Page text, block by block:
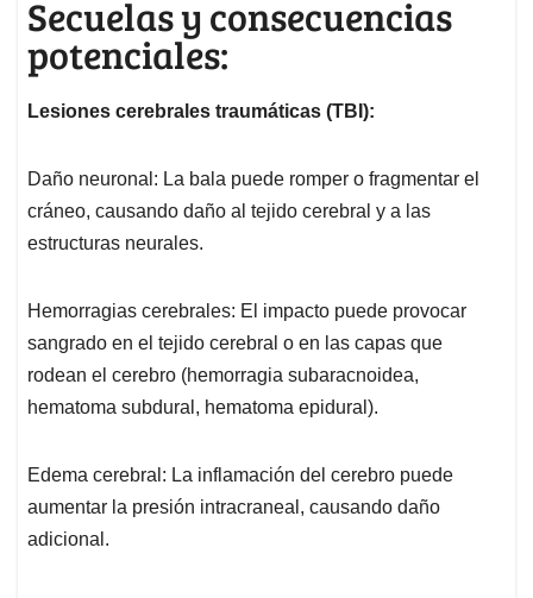
Secuelas y consecuencias
potenciales:
Lesiones cerebrales traumáticas (TBI):
Daño neuronal: La bala puede romper o fragmentar el
cráneo, causando daño al tejido cerebral y a las
estructuras neurales.
Hemorragias cerebrales: El impacto puede provocar
sangrado en el tejido cerebral o en las capas que
rodean el cerebro (hemorragia subaracnoidea,
hematoma subdural, hematoma epidural).
Edema cerebral: La inflamación del cerebro puede
aumentar la presión intracraneal, causando daño
adicional.